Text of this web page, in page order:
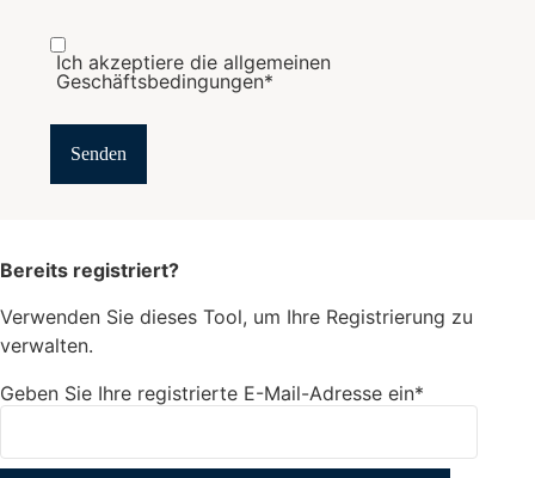
Ich akzeptiere die allgemeinen
Geschäftsbedingungen*
Bereits registriert?
Verwenden Sie dieses Tool, um Ihre Registrierung zu
verwalten.
Geben Sie Ihre registrierte E-Mail-Adresse ein*